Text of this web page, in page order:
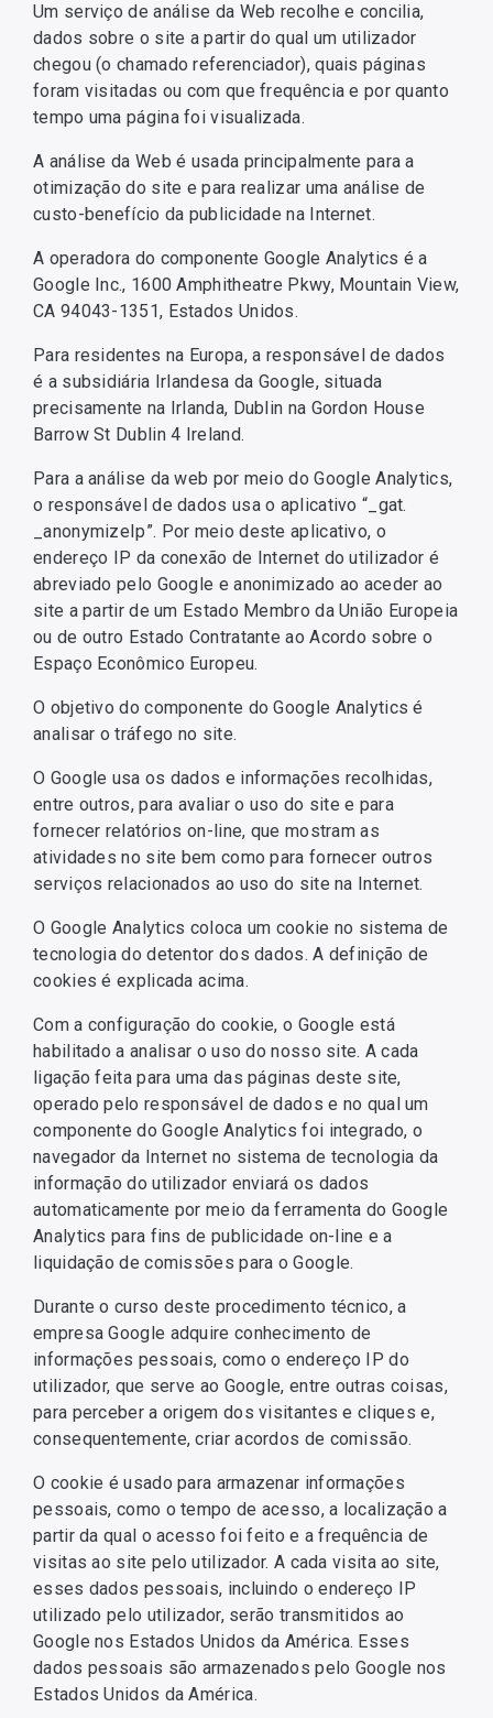
Um serviço de análise da Web recolhe e concilia,
dados sobre o site a partir do qual um utilizador
chegou (o chamado referenciador), quais páginas
foram visitadas ou com que frequência e por quanto
tempo uma página foi visualizada.
A análise da Web é usada principalmente para a
otimização do site e para realizar uma análise de
custo-benefício da publicidade na Internet.
A operadora do componente Google Analytics é a
Google Inc., 1600 Amphitheatre Pkwy, Mountain View,
CA 94043-1351, Estados Unidos.
Para residentes na Europa, a responsável de dados
é a subsidiária Irlandesa da Google, situada
precisamente na Irlanda, Dublin na Gordon House
Barrow St Dublin 4 Ireland.
Para a análise da web por meio do Google Analytics,
o responsável de dados usa o aplicativo “_gat.
_anonymizeIp”. Por meio deste aplicativo, o
endereço IP da conexão de Internet do utilizador é
abreviado pelo Google e anonimizado ao aceder ao
site a partir de um Estado Membro da União Europeia
ou de outro Estado Contratante ao Acordo sobre o
Espaço Econômico Europeu.
O objetivo do componente do Google Analytics é
analisar o tráfego no site.
O Google usa os dados e informações recolhidas,
entre outros, para avaliar o uso do site e para
fornecer relatórios on-line, que mostram as
atividades no site bem como para fornecer outros
serviços relacionados ao uso do site na Internet.
O Google Analytics coloca um cookie no sistema de
tecnologia do detentor dos dados. A definição de
cookies é explicada acima.
Com a configuração do cookie, o Google está
habilitado a analisar o uso do nosso site. A cada
ligação feita para uma das páginas deste site,
operado pelo responsável de dados e no qual um
componente do Google Analytics foi integrado, o
navegador da Internet no sistema de tecnologia da
informação do utilizador enviará os dados
automaticamente por meio da ferramenta do Google
Analytics para fins de publicidade on-line e a
liquidação de comissões para o Google.
Durante o curso deste procedimento técnico, a
empresa Google adquire conhecimento de
informações pessoais, como o endereço IP do
utilizador, que serve ao Google, entre outras coisas,
para perceber a origem dos visitantes e cliques e,
consequentemente, criar acordos de comissão.
O cookie é usado para armazenar informações
pessoais, como o tempo de acesso, a localização a
partir da qual o acesso foi feito e a frequência de
visitas ao site pelo utilizador. A cada visita ao site,
esses dados pessoais, incluindo o endereço IP
utilizado pelo utilizador, serão transmitidos ao
Google nos Estados Unidos da América. Esses
dados pessoais são armazenados pelo Google nos
Estados Unidos da América.